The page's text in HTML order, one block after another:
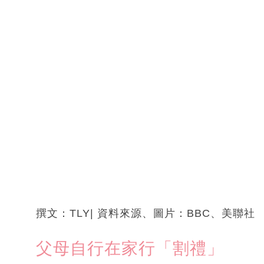
撰文：TLY| 資料來源、圖片：BBC、美聯社
父母自行在家行「割禮」